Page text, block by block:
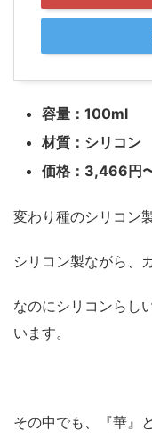
容量：100ml
材質：シリコン
価格：3,466円
変わり種のシリコン
シリコン製ながら、
なのにシリコンらし
います。
その中でも、『華』